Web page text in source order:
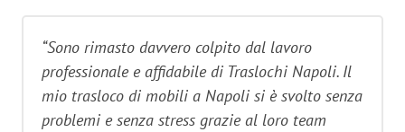
“Sono rimasto davvero colpito dal lavoro
professionale e affidabile di Traslochi Napoli. Il
mio trasloco di mobili a Napoli si è svolto senza
problemi e senza stress grazie al loro team